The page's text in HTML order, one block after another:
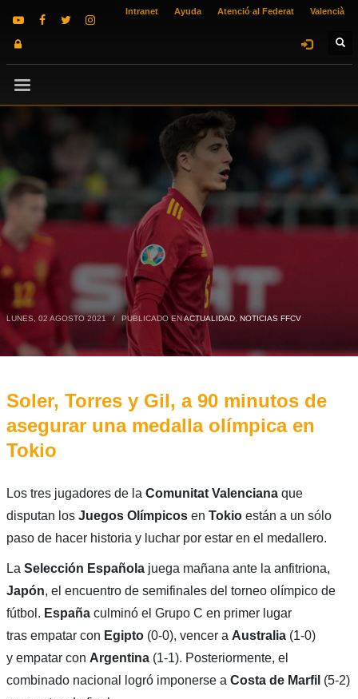
Intranet Ayuda Atenció al Federat Valencià
LUNES, 02 AGOSTO 2021 / PUBLICADO ENACTUALIDAD, NOTICIAS FFCV
Soler, Torres y Gil, a 90 minutos de
asegurar una medalla olímpica en
Tokio
Los tres jugadores de la Comunitat Valenciana que
disputan los Juegos Olímpicosen Tokio están a un sólo
paso de hacer historia y luchar por estar en el medallero.
La Selección Españolajuega mañana ante la anfitriona,
Japón, el encuentro de semifinales del torneo olímpico de
fútbol. España culminó el Grupo C en primer lugar
tras empatar con Egipto (0-0), vencer a Australia (1-0)
y empatar con Argentina (1-1). Posteriormente, el
combinado nacional logró imponerse a Costa de Marfil (5-2)